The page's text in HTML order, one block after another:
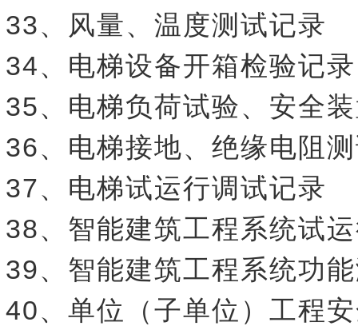
33、风量、温度测试记录
34、电梯设备开箱检验记录
35、电梯负荷试验、安全
36、电梯接地、绝缘电阻
37、电梯试运行调试记录
38、智能建筑工程系统试
39、智能建筑工程系统功
40、单位（子单位）工程